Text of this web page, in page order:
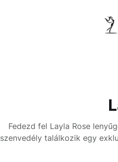
Fedezd fel Layla Rose
szenvedély találkozik egy